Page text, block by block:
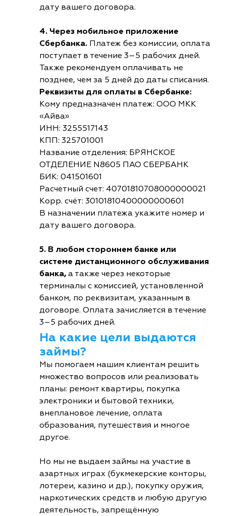
дату вашего договора.
4. Через мобильное приложение
Сбербанка. Платеж без комиссии, оплата
поступает в течение 3–5 рабочих дней.
Также рекомендуем оплачивать не
позднее, чем за 5 дней до даты списания.
Реквизиты для оплаты в Сбербанке:
Кому предназначен платеж: ООО МКК
«Айва»
ИНН: 3255517143
КПП: 325701001
Название отделения: БРЯНСКОЕ
ОТДЕЛЕНИЕ N8605 ПАО СБЕРБАНК
БИК: 041501601
Расчетный счет: 40701810708000000021
Корр. счёт: 30101810400000000601
В назначении платежа укажите номер и
дату вашего договора.
5. В любом стороннем банке или
системе дистанционного обслуживания
банка, а также через некоторые
терминалы с комиссией, установленной
банком, по реквизитам, указанным в
договоре. Оплата зачисляется в течение
3–5 рабочих дней.
На какие цели выдаются
займы?
Мы помогаем нашим клиентам решить
множество вопросов или реализовать
планы: ремонт квартиры, покупка
электроники и бытовой техники,
внеплановое лечение, оплата
образования, путешествия и многое
другое.
Но мы не выдаем займы на участие в
азартных играх (букмекерские конторы,
лотереи, казино и др.), покупку оружия,
наркотических средств и любую другую
деятельность, запрещённую